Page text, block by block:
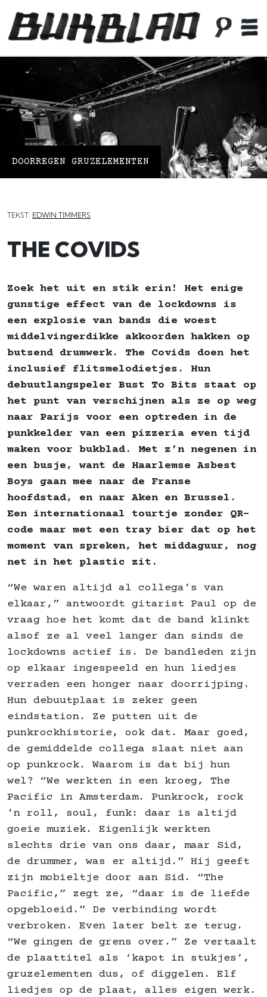
DOORREGEN GRUZELEMENTEN
TEKST: EDWIN TIMMERS
THE COVIDS
Zoek het uit en stik erin! Het enige
gunstige effect van de lockdowns is
een explosie van bands die woest
middelvingerdikke akkoorden hakken op
butsend drumwerk. The Covids doen het
inclusief flitsmelodietjes. Hun
debuutlangspeler Bust To Bits staat op
het punt van verschijnen als ze op weg
naar Parijs voor een optreden in de
punkkelder van een pizzeria even tijd
maken voor bukblad. Met z’n negenen in
een busje, want de Haarlemse Asbest
Boys gaan mee naar de Franse
hoofdstad, en naar Aken en Brussel.
Een internationaal tourtje zonder QR-
code maar met een tray bier dat op het
moment van spreken, het middaguur, nog
net in het plastic zit.
“We waren altijd al collega’s van
elkaar,” antwoordt gitarist Paul op de
vraag hoe het komt dat de band klinkt
alsof ze al veel langer dan sinds de
lockdowns actief is. De bandleden zijn
op elkaar ingespeeld en hun liedjes
verraden een honger naar doorrijping.
Hun debuutplaat is zeker geen
eindstation. Ze putten uit de
punkrockhistorie, ook dat. Maar goed,
de gemiddelde collega slaat niet aan
op punkrock. Waarom is dat bij hun
wel? “We werkten in een kroeg, The
Pacific in Amsterdam. Punkrock, rock
’n roll, soul, funk: daar is altijd
goeie muziek. Eigenlijk werkten
slechts drie van ons daar, maar Sid,
de drummer, was er altijd.” Hij geeft
zijn mobieltje door aan Sid. “The
Pacific,” zegt ze, “daar is de liefde
opgebloeid.” De verbinding wordt
verbroken. Even later belt ze terug.
“We gingen de grens over.” Ze vertaalt
de plaattitel als ‘kapot in stukjes’,
gruzelementen dus, of diggelen. Elf
liedjes op de plaat, alles eigen werk.